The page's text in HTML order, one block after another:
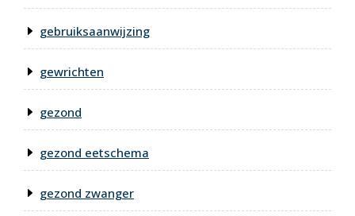
gebruiksaanwijzing
gewrichten
gezond
gezond eetschema
gezond zwanger